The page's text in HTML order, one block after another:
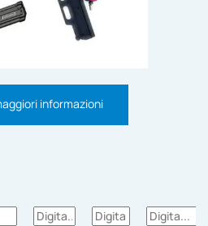
informazioni